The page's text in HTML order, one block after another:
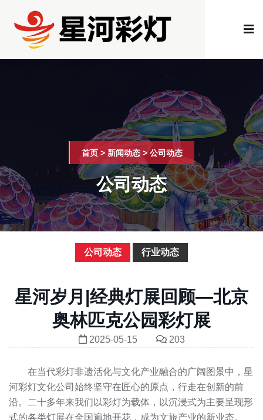
首页 > 新闻动态 > 公司动态
公司动态
公司动态 行业动态
星河岁月|经典灯展回顾—北京
奥林匹克公园彩灯展
2025-05-15 203
在当代彩灯非遗活化与文化产业融合的广阔图景中，星
河彩灯文化公司始终坚守在匠心的原点，行走在创新的前
沿。二十多年来我们以彩灯为载体，以沉浸式为主要呈现形
式的各类灯展在全国遍地开花，成为文旅产业的新业态。